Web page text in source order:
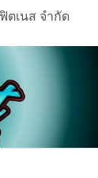
ตเนส จำกัด